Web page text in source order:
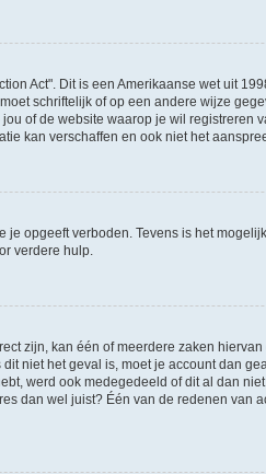
Act". Dit is een Amerikaanse wet uit
schriftelijk of op een andere wijze
of de website waarop je wil
kan verschaffen en ook niet het
opgeeft verboden. Tevens is het
verdere hulp.
zijn, kan één of meerdere zaken
niet het geval is, moet je account dan
werd ook medegedeeld of dit al dan
dan wel juist? Één van de redenen van